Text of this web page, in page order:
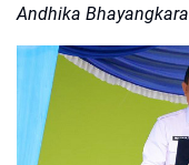
Andhika Bhayangkara